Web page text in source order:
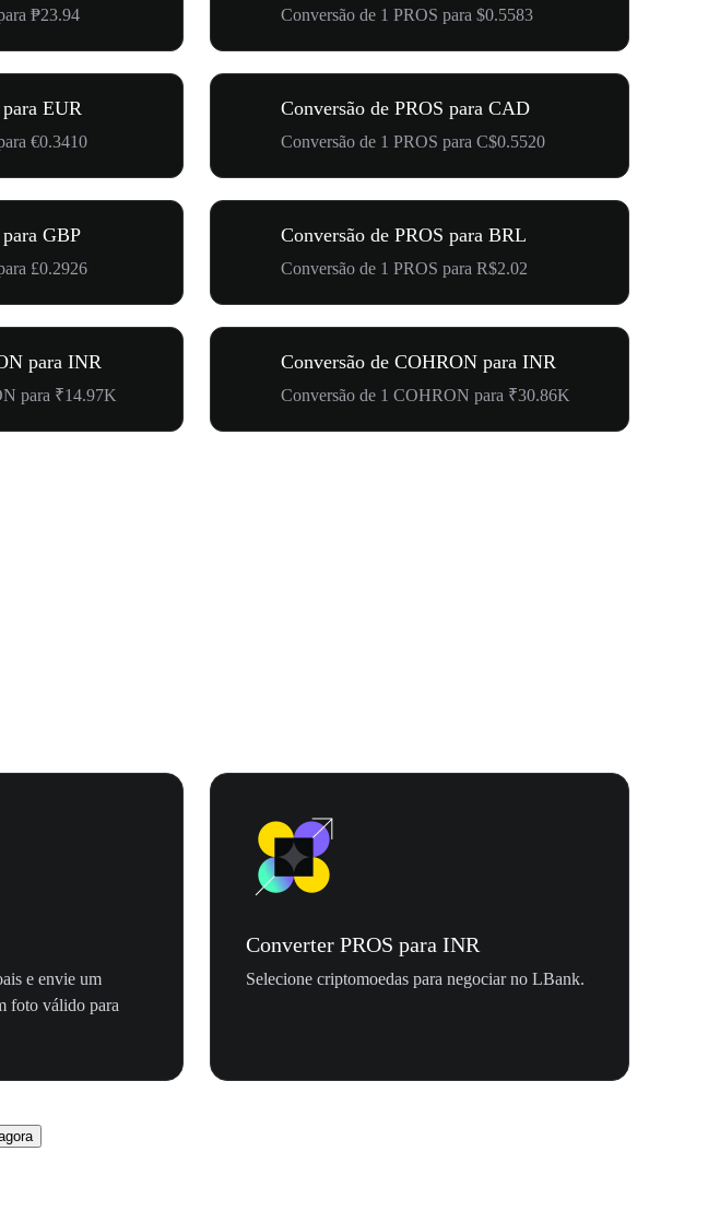
₱23.94 Conversão de 1 PROS para $0.5583
EUR
€0.3410
Conversão de PROS para CAD
Conversão de 1 PROS para C$0.5520
GBP
£0.2926
Conversão de PROS para BRL
Conversão de 1 PROS para R$2.02
para INR
para ₹14.97K
Conversão de COHRON para INR
Conversão de 1 COHRON para ₹30.86K
e envie um
foto válido para
Converter PROS para INR
Selecione criptomoedas para negociar no LBank.